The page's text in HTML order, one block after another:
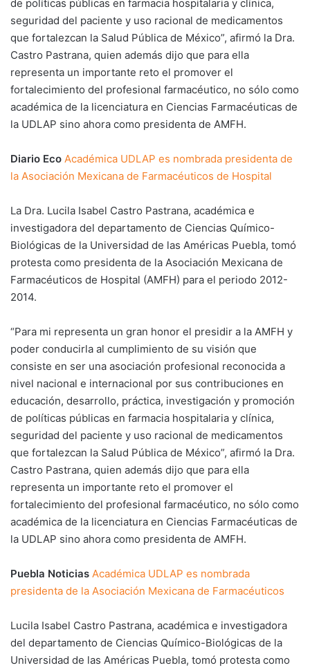
de políticas públicas en farmacia hospitalaria y clínica,
seguridad del paciente y uso racional de medicamentos
que fortalezcan la Salud Pública de México”, afirmó la Dra.
Castro Pastrana, quien además dijo que para ella
representa un importante reto el promover el
fortalecimiento del profesional farmacéutico, no sólo como
académica de la licenciatura en Ciencias Farmacéuticas de
la UDLAP sino ahora como presidenta de AMFH.
Diario Eco Académica UDLAP es nombrada presidenta de
la Asociación Mexicana de Farmacéuticos de Hospital
La Dra. Lucila Isabel Castro Pastrana, académica e
investigadora del departamento de Ciencias Químico-
Biológicas de la Universidad de las Américas Puebla, tomó
protesta como presidenta de la Asociación Mexicana de
Farmacéuticos de Hospital (AMFH) para el periodo 2012-
2014.
“Para mi representa un gran honor el presidir a la AMFH y
poder conducirla al cumplimiento de su visión que
consiste en ser una asociación profesional reconocida a
nivel nacional e internacional por sus contribuciones en
educación, desarrollo, práctica, investigación y promoción
de políticas públicas en farmacia hospitalaria y clínica,
seguridad del paciente y uso racional de medicamentos
que fortalezcan la Salud Pública de México”, afirmó la Dra.
Castro Pastrana, quien además dijo que para ella
representa un importante reto el promover el
fortalecimiento del profesional farmacéutico, no sólo como
académica de la licenciatura en Ciencias Farmacéuticas de
la UDLAP sino ahora como presidenta de AMFH.
Puebla Noticias Académica UDLAP es nombrada
presidenta de la Asociación Mexicana de Farmacéuticos
Lucila Isabel Castro Pastrana, académica e investigadora
del departamento de Ciencias Químico-Biológicas de la
Universidad de las Américas Puebla, tomó protesta como